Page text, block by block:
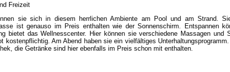
Freizeit
sie sich in diesem herrlichen Ambiente am Pool und am Strand.
ist genauso im Preis enthalten wie der Sonnenschirm. Entspannen
bietet das Wellnesscenter. Hier können sie verschiedene Massagen und
kostenpflichtig. Am Abend haben sie ein vielfältiges
die Getränke sind hier ebenfalls im Preis schon mit enthalten.